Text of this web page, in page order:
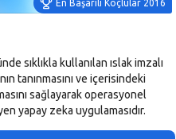
En Başarılı Koçlular 2016
sıklıkla kullanılan ıslak imzalı
tanınmasını ve içerisindeki
sağlayarak operasyonel
yapay zeka uygulamasıdır.